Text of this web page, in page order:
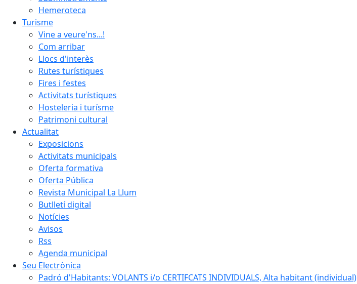
Hemeroteca
Turisme
Vine a veure'ns...!
Com arribar
Llocs d'interès
Rutes turístiques
Fires i festes
Activitats turístiques
Hosteleria i turísme
Patrimoni cultural
Actualitat
Exposicions
Activitats municipals
Oferta formativa
Oferta Pública
Revista Municipal La Llum
Butlletí digital
Notícies
Avisos
Rss
Agenda municipal
Seu Electrònica
Padró d'Habitants: VOLANTS i/o CERTIFCATS INDIVIDUALS, Alta habitant (individual)